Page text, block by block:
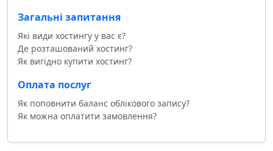
Загальні запитання
Які види хостингу у вас є?
Де розташований хостинг?
Як вигідно купити хостинг?
Оплата послуг
Як поповнити баланс облікового запису?
Як можна оплатити замовлення?